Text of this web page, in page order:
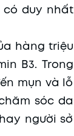
có duy nhất
hàng triệu
B3. Trong
mụn và lỗ
sóc da
người sở